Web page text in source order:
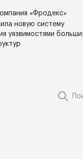
«Фродекс»
новую систему
уязвимостями